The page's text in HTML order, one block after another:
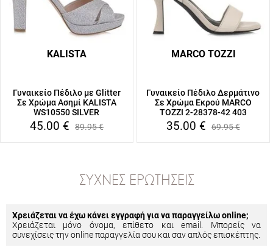
KALISTA
Γυναικείο Πέδιλο με Glitter
Σε Χρώμα Ασημί KALISTA
WS10550 SILVER
45.00 € 89.95€
MARCO TOZZI
Γυναικείο Πέδιλο Δερμάτινο
Σε Χρώμα Εκρού MARCO
TOZZI 2-28378-42 403
35.00 € 69.95€
ΣΥΧΝΈΣ ΕΡΩΤΉΣΕΙΣ
Χρειάζεται να έχω κάνει εγγραφή για να παραγγείλω online;
Χρειάζεται μόνο όνομα, επίθετο και email. Μπορείς να
συνεχίσεις την online παραγγελία σου και σαν απλός επισκέπτης.